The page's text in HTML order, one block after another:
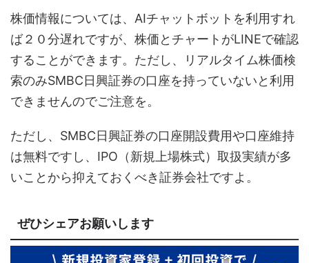
株価情報については、AIチャットボットを利用すれ
ば２０分遅れですが、株価とチャートがLINEで確認
することができます。ただし、リアルタイム株価検
索のみSMBC日興証券の口座を持っていないと利用
できませんのでご注意を。
ただし、SMBC日興証券の口座開設費用や口座維持
は無料ですし、IPO（新規上場株式）取扱実績が多
いことから抑えておくべき証券会社ですよ。
ぜひシェアお願いします